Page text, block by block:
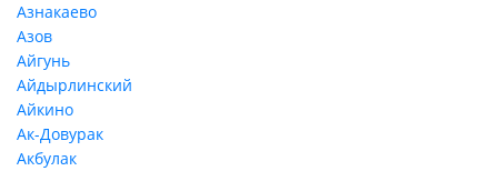
Азнакаево
Азов
Айгунь
Айдырлинский
Айкино
Ак-Довурак
Акбулак